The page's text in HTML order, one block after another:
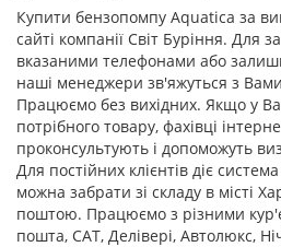
Купити бензопомпу Aquatica за
сайті компанії Світ Буріння. Для
вказаними телефонами або
наші менеджери зв'яжуться з
Працюємо без вихідних. Якщо у
потрібного товару, фахівці
проконсультують і допоможуть
Для постійних клієнтів діє
можна забрати зі складу в місті
поштою. Працюємо з різними
пошта, САТ, Делівері, Автолюкс,